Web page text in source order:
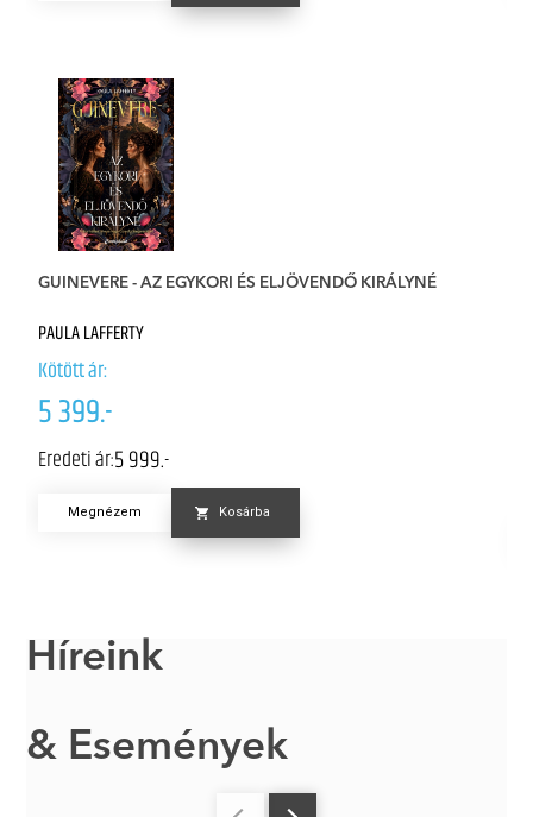
GUINEVERE - AZ EGYKORI ÉS ELJÖVENDŐ KIRÁLYNÉ
PAULA LAFFERTY
Kötött ár:
5 399.-
Eredeti ár:5 999.-
Megnézem Kosárba
Híreink
& Események